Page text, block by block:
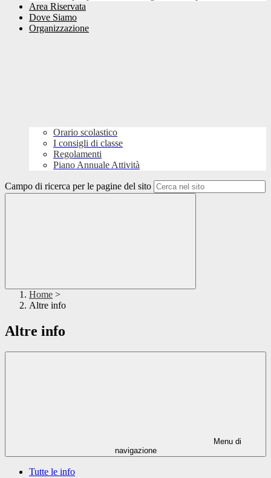
Area Riservata
Dove Siamo
Organizzazione
Orario scolastico
I consigli di classe
Regolamenti
Piano Annuale Attività
Campo di ricerca per le pagine del sito
Home >
Altre info
Altre info
Menu di
navigazione
Tutte le info